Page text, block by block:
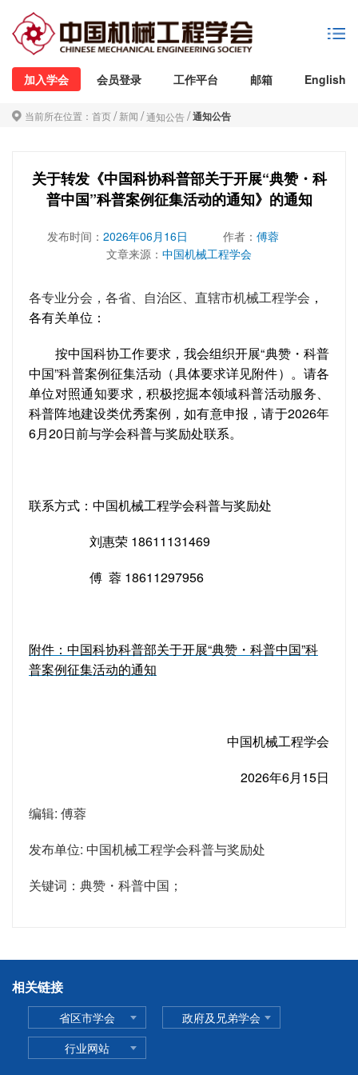
加入学会 会员登录 工作平台 邮箱 English
当前所在位置： 首页/ 新闻 /通知公告/通知公告
关于转发《中国科协科普部关于开展“典赞・科
普中国”科普案例征集活动的通知》的通知
发布时间： 2026年06月16日 作者： 傅蓉
文章来源： 中国机械工程学会
各专业分会，各省、自治区、直辖市机械工程学会 ，
各有关单位：
按中国科协工作要求，我会组织开展“典赞・科普
中国”科普案例征集活动（具体要求详见附件）。请各
单位对照通知要求，积极挖掘本领域科普活动服务、
科普阵地建设类优秀案例，如有意申报，请于2026年
6月20日前与学会科普与奖励处联系。
联系方式：中国机械工程学会科普与奖励处
刘惠荣 18611131469
傅 蓉 18611297956
附件：中国科协科普部关于开展“典赞・科普中国”科
普案例征集活动的通知
中国机械工程学会
2026年6月15日
编辑: 傅蓉
发布单位: 中国机械工程学会科普与奖励处
关键词：典赞・科普中国；
相关链接
省区市学会
政府及兄弟学会
行业网站